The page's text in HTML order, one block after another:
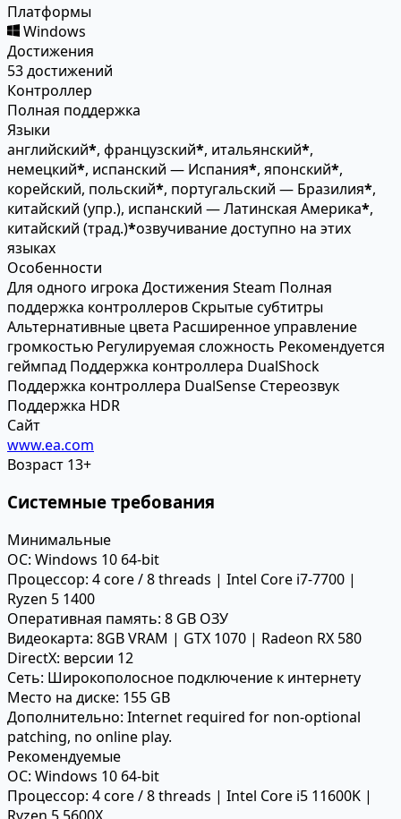
Платформы
Windows
Достижения
53 достижений
Контроллер
Полная поддержка
Языки
английский*, французский*, итальянский*,
немецкий*, испанский — Испания*, японский*,
корейский, польский*, португальский — Бразилия*,
китайский (упр.), испанский — Латинская Америка*,
китайский (трад.)*озвучивание доступно на этих
языках
Особенности
Для одного игрока Достижения Steam Полная
поддержка контроллеров Скрытые субтитры
Альтернативные цвета Расширенное управление
громкостью Регулируемая сложность Рекомендуется
геймпад Поддержка контроллера DualShock
Поддержка контроллера DualSense Стереозвук
Поддержка HDR
Сайт
www.ea.com
Возраст 13+
Системные требования
Минимальные
ОС: Windows 10 64-bit
Процессор: 4 core / 8 threads | Intel Core i7-7700 |
Ryzen 5 1400
Оперативная память: 8 GB ОЗУ
Видеокарта: 8GB VRAM | GTX 1070 | Radeon RX 580
DirectX: версии 12
Сеть: Широкополосное подключение к интернету
Место на диске: 155 GB
Дополнительно: Internet required for non-optional
patching, no online play.
Рекомендуемые
ОС: Windows 10 64-bit
Процессор: 4 core / 8 threads | Intel Core i5 11600K |